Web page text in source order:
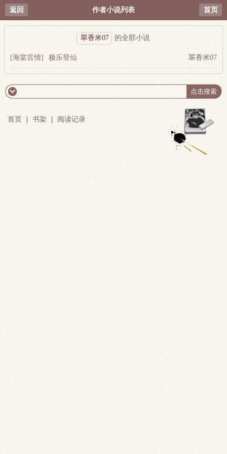
返回 作者小说列表 首页
翠香米07 的全部小说
[海棠言情] 极乐登仙 翠香米07
首页 书架 阅读记录